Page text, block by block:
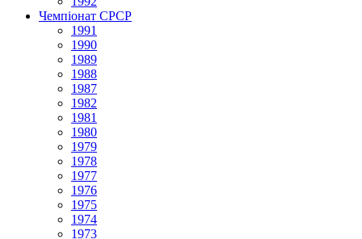
Чемпіонат СРСР
1991
1990
1989
1988
1987
1982
1981
1980
1979
1978
1977
1976
1975
1974
1973